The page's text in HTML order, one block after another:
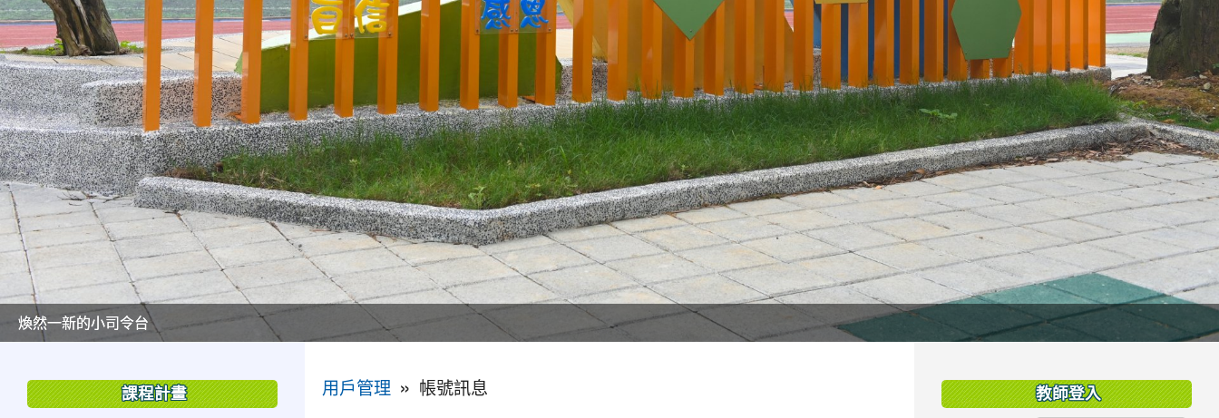
美麗的操場是我們活力的來源
美麗的操場是我們活力的來源
煥然一新的小司令台
煥然一新的小司令台
富含桃園埤塘田園風光意象的中廊
富含桃園埤塘田園風光意象的中廊
嶄新的中庭廣場
嶄新的中庭廣場
水生池生生不息
水生池生生不息
用戶管理 » 帳號訊息
課程計畫 教師登入